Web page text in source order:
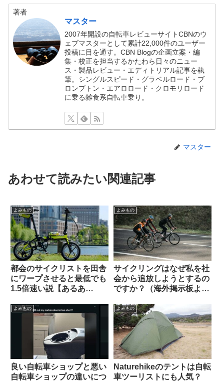
著者
マスター
2007年開設の自転車レビューサイトCBNのウ
ェブマスターとして累計22,000件のユーザー
投稿に目を通す。CBN Blogの企画立案・編
集・校正を担当するかたわら日々のニュー
ス・製品レビュー・エディトリアル記事を執
筆。シングルスピード・グラベルロード・ブ
ロンプトン・エアロロード・クロモリロード
に乗る雑食系自転車乗り。
マスター
あわせて読みたい関連記事
よみもの
都会のサイクリストを田舎
にワープさせると最低でも
1.5倍速い説【あるあ
よみもの
サイクリングはなぜ私を社
会から追放しようとするの
ですか？（海外掲示板よ
よみもの
良い自転車ショップと悪い
自転車ショップの違いにつ
よみもの
Naturehikeのテントは自転
車ツーリストにも人気？